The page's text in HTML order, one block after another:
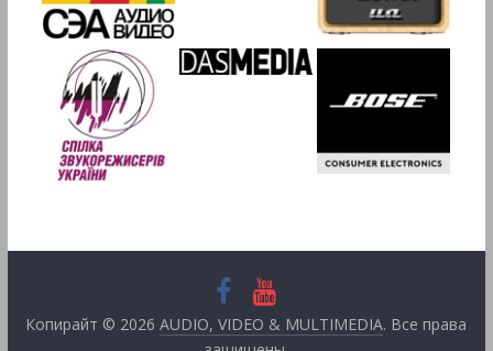
Копирайт © 2026AUDIO, VIDEO & MULTIMEDIA. Все права